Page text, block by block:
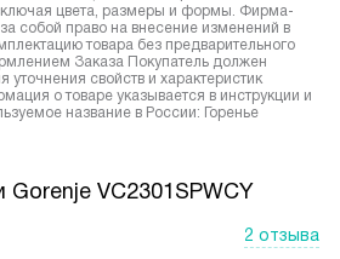
цвета, размеры и формы. Фирма-
собой право на внесение изменений в
товара без предварительного
Заказа Покупатель должен
уточнения свойств и характеристик
о товаре указывается в инструкции и
название в России: Горенье
VC2301SPWCY
2 отзыва